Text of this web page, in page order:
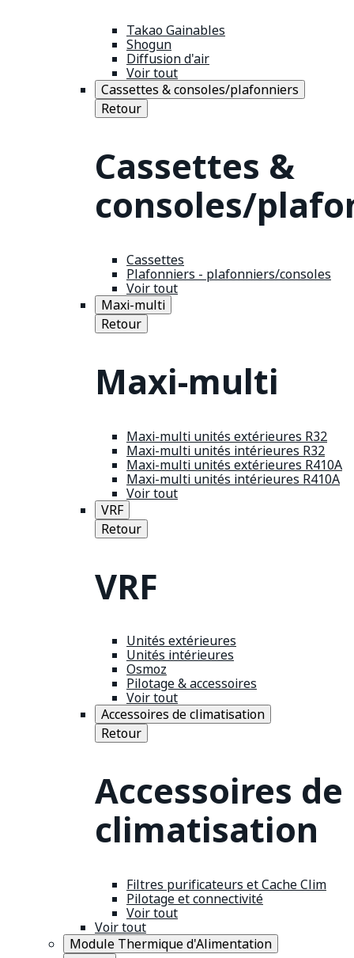
Takao Gainables
Shogun
Diffusion d'air
Voir tout
Cassettes & consoles/plafonniers
Retour
Cassettes &
consoles/
Cassettes
Plafonniers - plafonniers/consoles
Voir tout
Maxi-multi
Retour
Maxi-multi
Maxi-multi unités extérieures R32
Maxi-multi unités intérieures R32
Maxi-multi unités extérieures R410A
Maxi-multi unités intérieures R410A
Voir tout
VRF
Retour
VRF
Unités extérieures
Unités intérieures
Osmoz
Pilotage & accessoires
Voir tout
Accessoires de climatisation
Retour
Accessoires de
climatisation
Filtres purificateurs et Cache Clim
Pilotage et connectivité
Voir tout
Voir tout
Module Thermique d'Alimentation